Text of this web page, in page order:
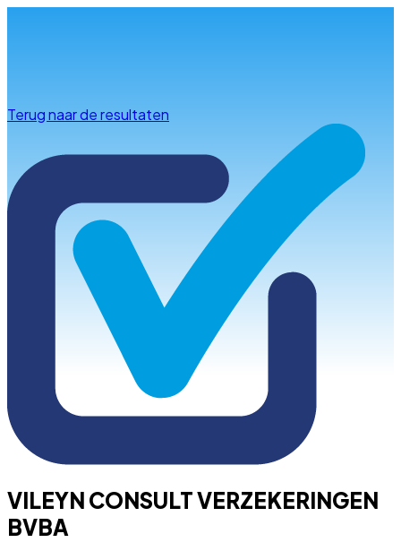
Terug naar de resultaten
VILEYN CONSULT VERZEKERINGEN
BVBA